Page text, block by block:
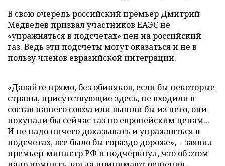
В свою очередь российский премьер Дмитрий
Медведев призвал участников ЕАЭС не
«упражняться в подсчетах» цен на российский
газ. Ведь эти подсчеты могут оказаться и не в
пользу членов евразийской интеграции.
«Давайте прямо, без обиняков, если бы некоторые
страны, присутствующие здесь, не входили в
состав нашего союза или вышли бы из него, они
покупали бы сейчас газ по европейским ценам...
И не надо ничего доказывать и упражняться в
подсчетах, все было бы гораздо дороже», – заявил
премьер-министр РФ и подчеркнул, что об этом